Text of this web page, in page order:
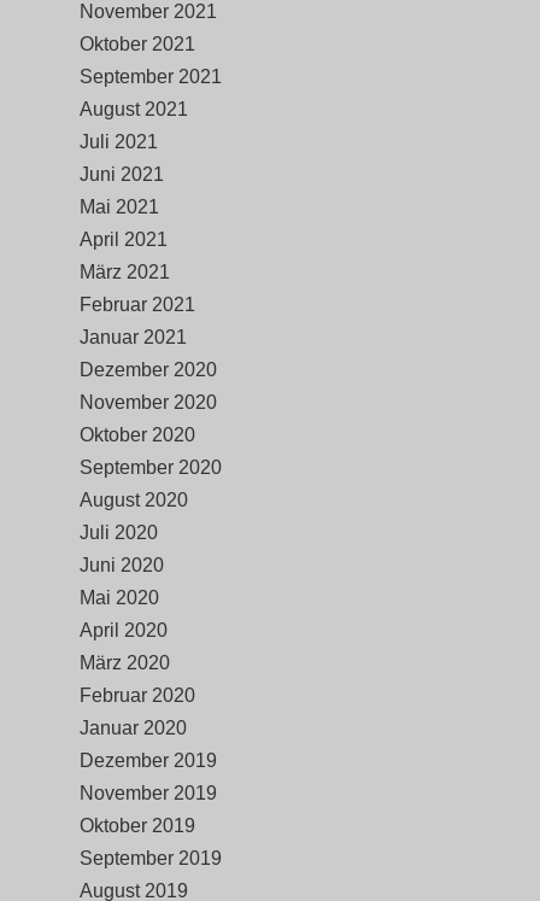
November 2021
Oktober 2021
September 2021
August 2021
Juli 2021
Juni 2021
Mai 2021
April 2021
März 2021
Februar 2021
Januar 2021
Dezember 2020
November 2020
Oktober 2020
September 2020
August 2020
Juli 2020
Juni 2020
Mai 2020
April 2020
März 2020
Februar 2020
Januar 2020
Dezember 2019
November 2019
Oktober 2019
September 2019
August 2019